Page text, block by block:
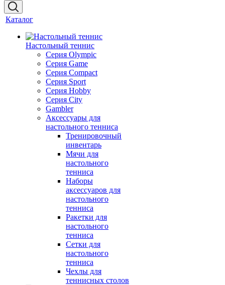
Каталог
Настольный теннис
Серия Olympic
Серия Game
Серия Compact
Серия Sport
Серия Hobby
Серия City
Gambler
Аксессуары для
настольного тенниса
Тренировочный
инвентарь
Мячи для
настольного
тенниса
Наборы
аксессуаров для
настольного
тенниса
Ракетки для
настольного
тенниса
Сетки для
настольного
тенниса
Чехлы для
теннисных столов